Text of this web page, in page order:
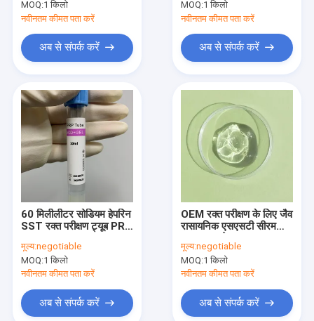
MOQ:1 किलो
नवीनतम कीमत पता करें
अब से संपर्क करें
MOQ:1 किलो
नवीनतम कीमत पता करें
अब से संपर्क करें
60 मिलीलीटर सोडियम हेपरिन
SST रक्त परीक्षण ट्यूब PRP
मूल्य:negotiable
MOQ:1 किलो
नवीनतम कीमत पता करें
अब से संपर्क करें
OEM रक्त परीक्षण के लिए जैव
रासायनिक एसएसटी सीरम
मूल्य:negotiable
MOQ:1 किलो
नवीनतम कीमत पता करें
अब से संपर्क करें